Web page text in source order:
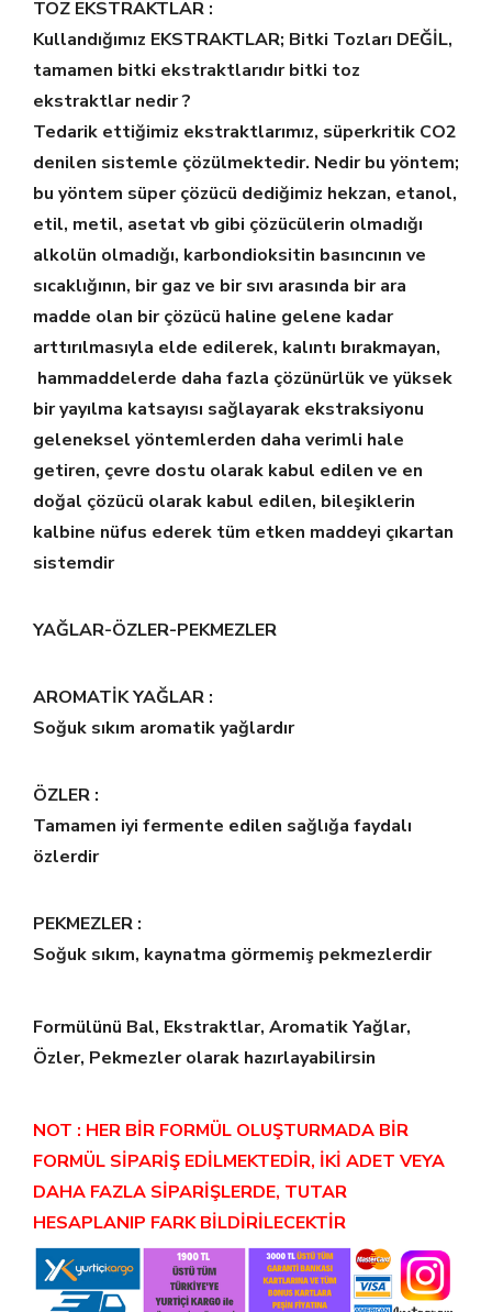
TOZ EKSTRAKTLAR :
Kullandığımız EKSTRAKTLAR; Bitki Tozları DEĞİL,
tamamen bitki ekstraktlarıdır bitki toz
ekstraktlar nedir ?
Tedarik ettiğimiz ekstraktlarımız, süperkritik CO2
denilen sistemle çözülmektedir. Nedir bu yöntem;
bu yöntem süper çözücü dediğimiz hekzan, etanol,
etil, metil, asetat vb gibi çözücülerin olmadığı
alkolün olmadığı, karbondioksitin basıncının ve
sıcaklığının, bir gaz ve bir sıvı arasında bir ara
madde olan bir çözücü haline gelene kadar
arttırılmasıyla elde edilerek, kalıntı bırakmayan,
hammaddelerde daha fazla çözünürlük ve yüksek
bir yayılma katsayısı sağlayarak ekstraksiyonu
geleneksel yöntemlerden daha verimli hale
getiren, çevre dostu olarak kabul edilen ve en
doğal çözücü olarak kabul edilen, bileşiklerin
kalbine nüfus ederek tüm etken maddeyi çıkartan
sistemdir
YAĞLAR-ÖZLER-PEKMEZLER
AROMATİK YAĞLAR :
Soğuk sıkım aromatik yağlardır
ÖZLER :
Tamamen iyi fermente edilen sağlığa faydalı
özlerdir
PEKMEZLER :
Soğuk sıkım, kaynatma görmemiş pekmezlerdir
Formülünü Bal, Ekstraktlar, Aromatik Yağlar,
Özler, Pekmezler olarak hazırlayabilirsin
NOT : HER BİR FORMÜL OLUŞTURMADA BİR
FORMÜL SİPARİŞ EDİLMEKTEDİR, İKİ ADET VEYA
DAHA FAZLA SİPARİŞLERDE, TUTAR
HESAPLANIP FARK BİLDİRİLECEKTİR